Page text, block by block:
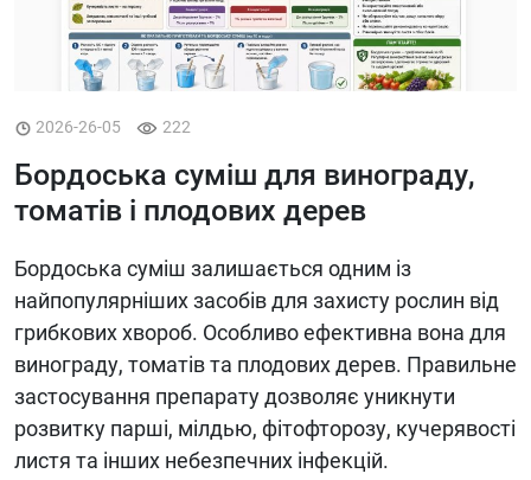
ТехноНаука
Людина
Про нас
2026-26-05 222
Бордоська суміш для винограду,
томатів і плодових дерев
Бордоська суміш залишається одним із
найпопулярніших засобів для захисту рослин від
грибкових хвороб. Особливо ефективна вона для
винограду, томатів та плодових дерев. Правильне
застосування препарату дозволяє уникнути
розвитку парші, мілдью, фітофторозу, кучерявості
листя та інших небезпечних інфекцій.